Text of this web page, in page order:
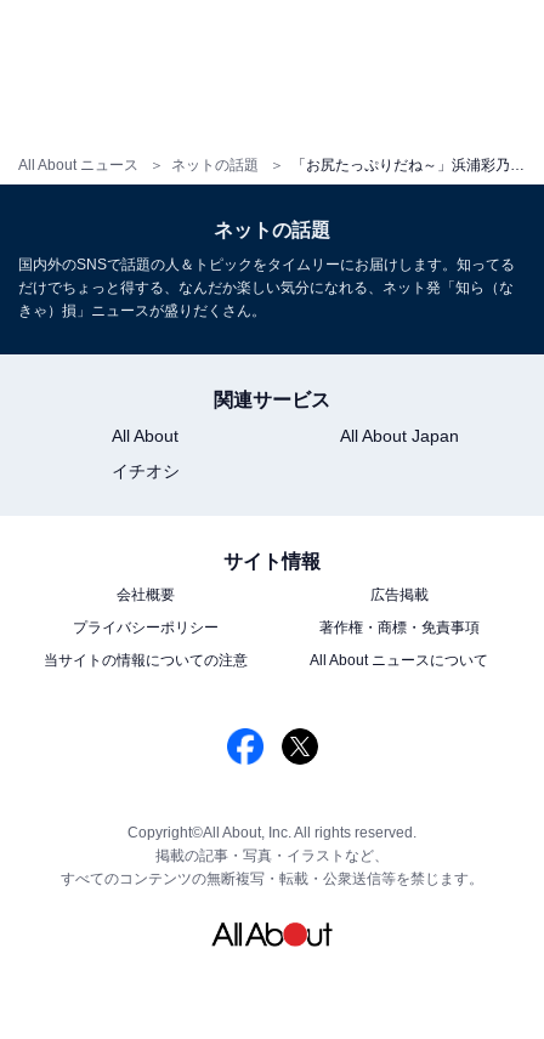
All About ニュース ネットの話題
ネットの話題
国内外のSNSで話題の人＆トピックをタイムリーにお届けします。知ってる
だけでちょっと得する、なんだか楽しい気分になれる、ネット発「知ら（な
きゃ）損」ニュースが盛りだくさん。
関連サービス
All About
All About Japan
イチオシ
サイト情報
会社概要
広告掲載
プライバシーポリシー
著作権・商標・免責事項
当サイトの情報についての注意
All About ニュースについて
Copyright©All About, Inc. All rights reserved.
掲載の記事・写真・イラストなど、
すべてのコンテンツの無断複写・転載・公衆送信等を禁じます。